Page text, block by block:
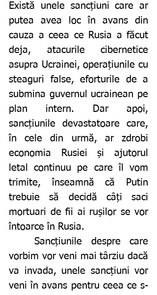
Există unele sancțiuni care ar
putea avea loc în avans din
cauza a ceea ce Rusia a făcut
deja, atacurile cibernetice
asupra Ucrainei, operațiunile cu
steaguri false, eforturile de a
submina guvernul ucrainean pe
plan intern. Dar apoi,
sancțiunile devastatoare care,
în cele din urmă, ar zdrobi
economia Rusiei și ajutorul
letal continuu pe care îl vom
trimite, înseamnă că Putin
trebuie să decidă câți saci
mortuari de fii ai rușilor se vor
întoarce în Rusia.
	Sancțiunile despre care
vorbim vor veni mai târziu dacă
va invada, unele sancțiuni vor
veni în avans pentru ceea ce s-